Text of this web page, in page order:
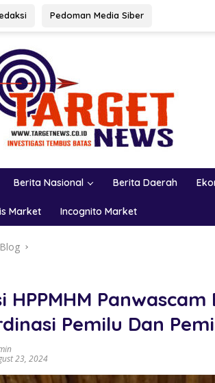
Pedoman Media Siber
Berita Nasional Berita Daerah
Market Incognito Market
Blog
HPPMHM
Pemilu Dan
23, 2024